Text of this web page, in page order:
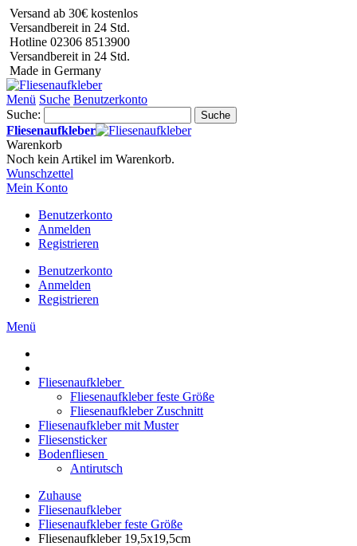
Versand ab 30€ kostenlos
Versandbereit in 24 Std.
Hotline 02306 8513900
Versandbereit in 24 Std.
Made in Germany
Menü Suche Benutzerkonto
Suche:
Suche
Fliesenaufkleber
Warenkorb
Noch kein Artikel im Warenkorb.
Wunschzettel
Mein Konto
Benutzerkonto
Anmelden
Registrieren
Benutzerkonto
Anmelden
Registrieren
Menü
Fliesenaufkleber
Fliesenaufkleber feste Größe
Fliesenaufkleber Zuschnitt
Fliesenaufkleber mit Muster
Fliesensticker
Bodenfliesen
Antirutsch
Zuhause
Fliesenaufkleber
Fliesenaufkleber feste Größe
Fliesenaufkleber 19,5x19,5cm